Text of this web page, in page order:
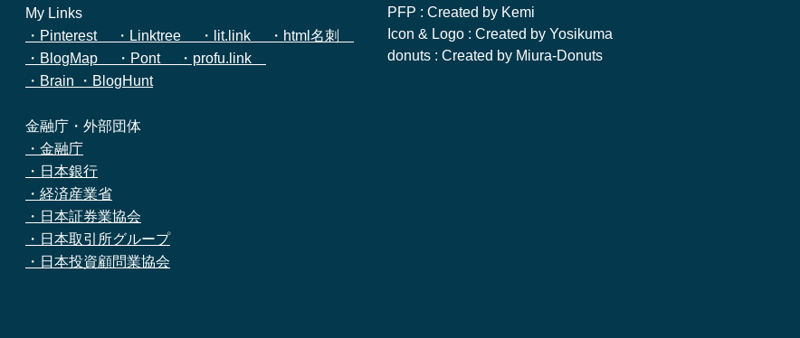
My Links
・Pinterest
・Linktree ・lit.link
・html名刺
・BlogMap
・Pont
・profu.link
・Brain
・BlogHunt
金融庁・外部団体
・金融庁
・日本銀行
・経済産業省
・日本証券業協会
・日本取引所グループ
・日本投資顧問業協会
PFP : Created by Kemi
Icon & Logo : Created by Yosikuma
donuts : Created by Miura-Donuts